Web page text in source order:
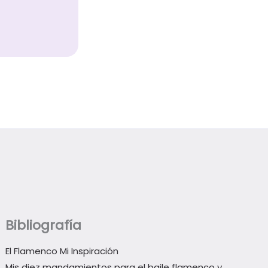
Bibliografía
El Flamenco Mi Inspiración